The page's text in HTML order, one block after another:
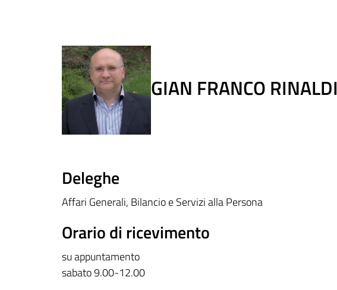
GIAN FRANCO RINALDI
Deleghe
Affari Generali, Bilancio e Servizi alla Persona
Orario di ricevimento
su appuntamento
sabato 9.00-12.00